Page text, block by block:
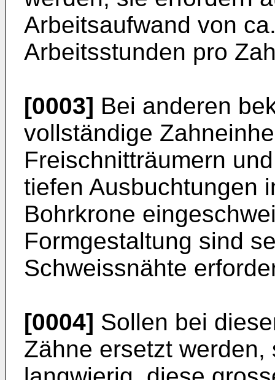
Arbeitsaufwand von
Arbeitsstunden pro
[0003] Bei anderen
vollständige
Freischnitträumern
tiefen Ausbuchtungen
Bohrkrone
Formgestaltung sind
Schweissnähte
[0004] Sollen bei
Zähne ersetzt